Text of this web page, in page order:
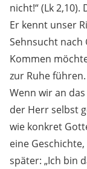
nicht!“ (Lk
Er kennt unser
Sehnsucht nach
Kommen
zur Ruhe führen.
Wenn wir an
der Herr selbst
wie konkret
eine
später: „Ich bin